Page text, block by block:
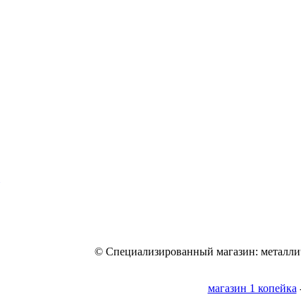
© Специализированный магазин:
магазин 1 копейка